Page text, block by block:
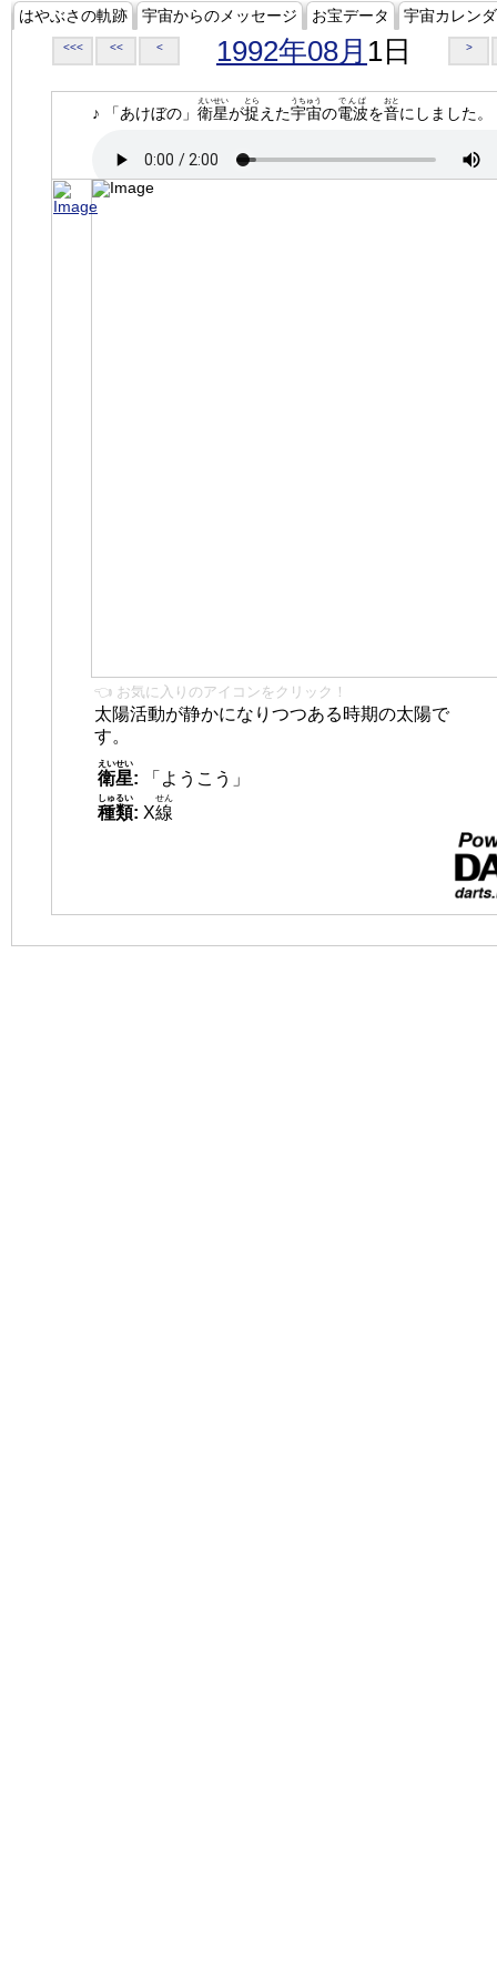
はやぶさの軌跡 宇宙からのメッセージ お宝データ 宇宙カレン
<<< << < 1992年08月 1日 >
♪ 「あけぼの」 衛星
えいせい
が捉
とら
えた宇宙
うちゅう
の電波
でんぱ
を音
おと
にしました。
👈 お気に入りのアイコンをクリック！
太陽活動が静かになりつつある時期の太陽で
す。
衛星
えいせい
:
「ようこう」
種類
しゅるい
: X線
せん